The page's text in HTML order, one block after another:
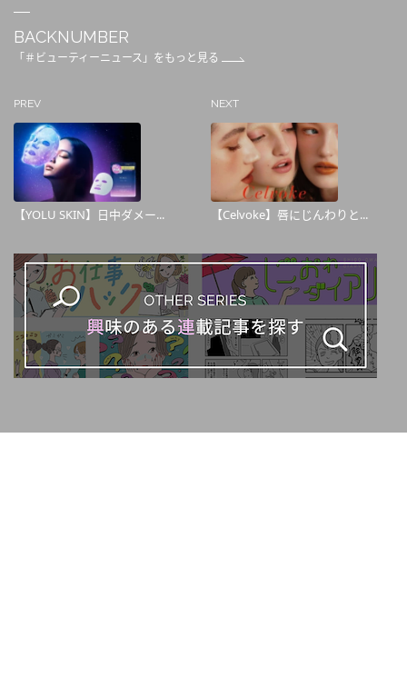
BACKNUMBER
「＃ビューティーニュース」をもっと見る
PREV
【YOLU SKIN】日中ダメー...
NEXT
【Celvoke】唇にじんわりと...